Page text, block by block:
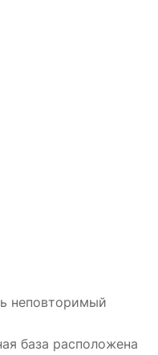
неповторимый
база расположена